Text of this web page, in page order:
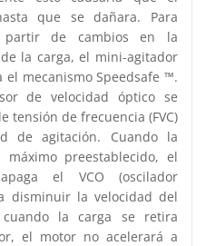
que se dañara. Para
de cambios en la
la carga, el mini-agitador
el mecanismo Speedsafe ™.
de velocidad óptico se
tensión de frecuencia (FVC)
de agitación. Cuando la
preestablecido, el
el VCO (oscilador
disminuir la velocidad del
la carga se retira
el motor no acelerará a